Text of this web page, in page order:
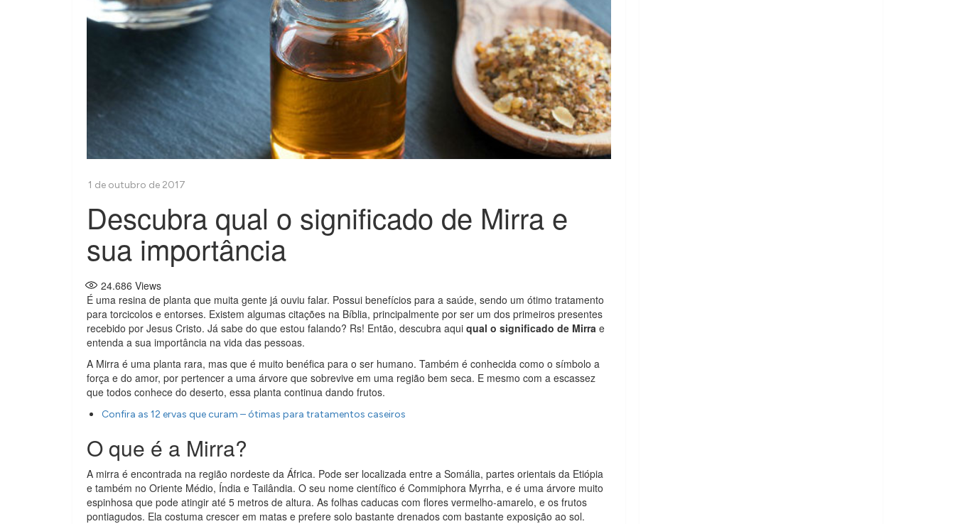
Descubra qual o significado de Mirra e
sua importância
24.686 Views
É uma resina de planta que muita gente já ouviu falar. Possui benefícios para a saúde, sendo um ótimo tratamento
para torcicolos e entorses. Existem algumas citações na Bíblia, principalmente por ser um dos primeiros presentes
recebido por Jesus Cristo. Já sabe do que estou falando? Rs! Então, descubra aqui qual o significado de Mirra e
entenda a sua importância na vida das pessoas.
A Mirra é uma planta rara, mas que é muito benéfica para o ser humano. Também é conhecida como o símbolo a
força e do amor, por pertencer a uma árvore que sobrevive em uma região bem seca. E mesmo com a escassez
que todos conhece do deserto, essa planta continua dando frutos.
Confira as 12 ervas que curam – ótimas para tratamentos caseiros
O que é a Mirra?
A mirra é encontrada na região nordeste da África. Pode ser localizada entre a Somália, partes orientais da Etiópia
e também no Oriente Médio, Índia e Tailândia. O seu nome científico é Commiphora Myrrha, e é uma árvore muito
espinhosa que pode atingir até 5 metros de altura. As folhas caducas com flores vermelho-amarelo, e os frutos
pontiagudos. Ela costuma crescer em matas e prefere solo bastante drenados com bastante exposição ao sol.